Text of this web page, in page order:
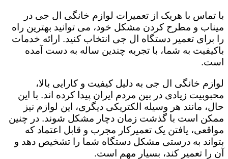
با تماس با هریک از تعمیرات لوازم خانگی ال جی در
میناب و مطرح کردن مشکل خود، می توانید بهترین راه
را برای تعمیر دستگاه ال جی انتخاب کنید. ارائه خدمات
باکیفیت به شما، با تجربه چندین ساله به دست آمده
است.
لوازم خانگی ال جی به دلیل کیفیت و کارایی بالا،
محبوبیت زیادی در بین مردم ایران پیدا کرده اند. با این
حال، مانند هر وسیله الکتریکی دیگری، این لوازم نیز
ممکن است با گذشت زمان دچار مشکل شوند. در چنین
مواقعی، یافتن یک تعمیرکار مجرب و قابل اعتماد که
بتواند به درستی مشکل دستگاه شما را تشخیص دهد و
آن را تعمیر کند، بسیار مهم است.